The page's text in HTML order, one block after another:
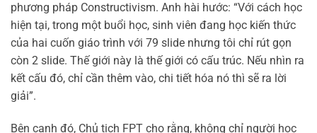
phương pháp Constructivism. Anh hài hước: “Với cách học
hiện tại, trong một buổi học, sinh viên đang học kiến thức
của hai cuốn giáo trình với 79 slide nhưng tôi chỉ rút gọn
còn 2 slide. Thế giới này là thế giới có cấu trúc. Nếu nhìn ra
kết cấu đó, chỉ cần thêm vào, chi tiết hóa nó thì sẽ ra lời
giải”.
Bên cạnh đó, Chủ tịch FPT cho rằng, không chỉ người học